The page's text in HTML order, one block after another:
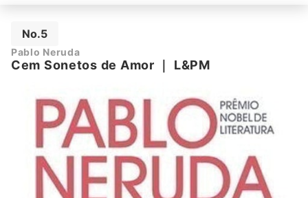
No.5
Pablo Neruda
Cem Sonetos de Amor ｜ L&PM